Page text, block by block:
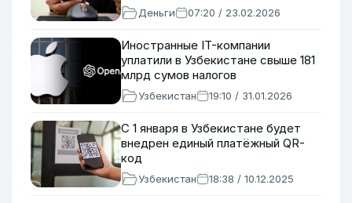
Деньги 07:20 / 23.02.2026
Иностранные IT-компании
уплатили в Узбекистане свыше 181
млрд сумов налогов
Узбекистан 19:10 / 31.01.2026
С 1 января в Узбекистане будет
внедрен единый платёжный QR-
код
Узбекистан 18:38 / 10.12.2025